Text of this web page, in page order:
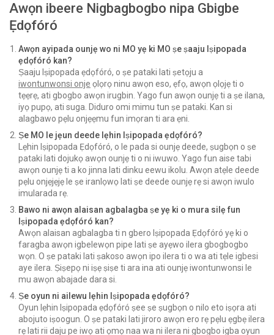
Awọn ibeere Nigbagbogbo nipa Gbigbe
Ẹdọfóró
Awọn ayipada ounjẹ wo ni MO yẹ ki MO ṣe ṣaaju Iṣipopada
ẹdọfóró kan?
Ṣaaju Iṣipopada ẹdọfóró, o ṣe pataki lati ṣetọju a
iwontunwonsi onje ọlọrọ ninu awọn eso, ẹfọ, awọn ọlọjẹ ti o
tẹẹrẹ, ati gbogbo awọn irugbin. Yago fun awọn ounjẹ ti a ṣe ilana,
iyọ pupọ, ati suga. Diduro omi mimu tun ṣe pataki. Kan si
alagbawo pẹlu onjẹẹmu fun imọran ti ara ẹni.
Ṣe MO le jẹun deede lẹhin Iṣipopada ẹdọfóró?
Lẹhin Iṣipopada Ẹdọfóró, o le pada si ounjẹ deede, ṣugbọn o ṣe
pataki lati dojukọ awọn ounjẹ ti o ni iwuwo. Yago fun aise tabi
awọn ounjẹ ti a ko jinna lati dinku eewu ikolu. Awọn atẹle deede
pẹlu onjẹjẹjẹ le ṣe iranlọwọ lati ṣe deede ounjẹ rẹ si awọn iwulo
imularada rẹ.
Bawo ni awọn alaisan agbalagba ṣe yẹ ki o mura silẹ fun
Iṣipopada ẹdọfóró kan?
Awọn alaisan agbalagba ti n gbero Iṣipopada Ẹdọfóró yẹ ki o
faragba awọn igbelewọn pipe lati ṣe ayẹwo ilera gbogbogbo
wọn. O ṣe pataki lati ṣakoso awọn ipo ilera ti o wa ati tẹle igbesi
aye ilera. Ṣiṣepọ ni iṣẹ ṣiṣe ti ara ina ati ounjẹ iwontunwonsi le
mu awọn abajade dara si.
Ṣe oyun ni ailewu lẹhin Iṣipopada ẹdọfóró?
Oyun lẹhin Iṣipopada ẹdọfóró ṣee ṣe ṣugbọn o nilo eto iṣọra ati
abojuto iṣoogun. O ṣe pataki lati jiroro awọn ero rẹ pẹlu ẹgbẹ ilera
rẹ lati rii daju pe iwọ ati ọmọ naa wa ni ilera ni gbogbo igba oyun